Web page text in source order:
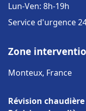
Lun-Ven: 8h-19h
Service d'urgence
Zone
Monteux, France
Révision